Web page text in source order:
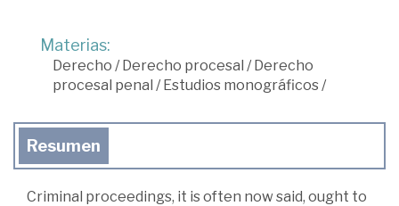
Materias:
Derecho /Derecho procesal /Derecho
procesal penal /Estudios monográficos /
Resumen
Criminal proceedings, it is often now said, ought to